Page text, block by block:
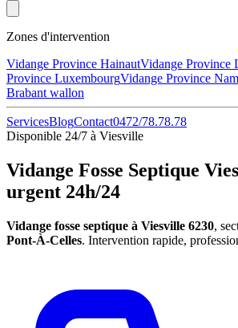
Zones d'intervention
Vidange Province HainautVidange Province
Province LuxembourgVidange Province
Brabant wallon
ServicesBlogContact0472/78.78.78
Disponible 24/7 à Viesville
Vidange Fosse Septique
urgent 24h/24
Vidange fosse septique à Viesville 6230,
Pont-À-Celles. Intervention rapide,